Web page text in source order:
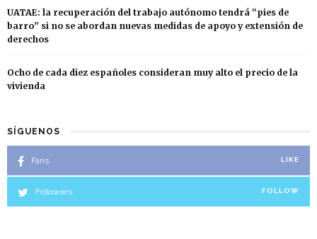
UATAE: la recuperación del trabajo autónomo tendrá “pies de
barro” si no se abordan nuevas medidas de apoyo y extensión de
derechos
Ocho de cada diez españoles consideran muy alto el precio de la
vivienda
SÍGUENOS
Fans LIKE
Followers FOLLOW